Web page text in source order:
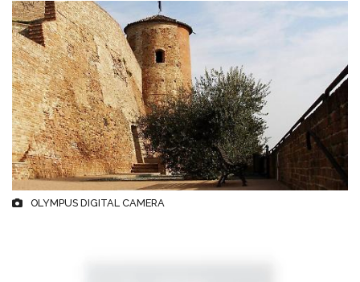
OLYMPUS DIGITAL CAMERA